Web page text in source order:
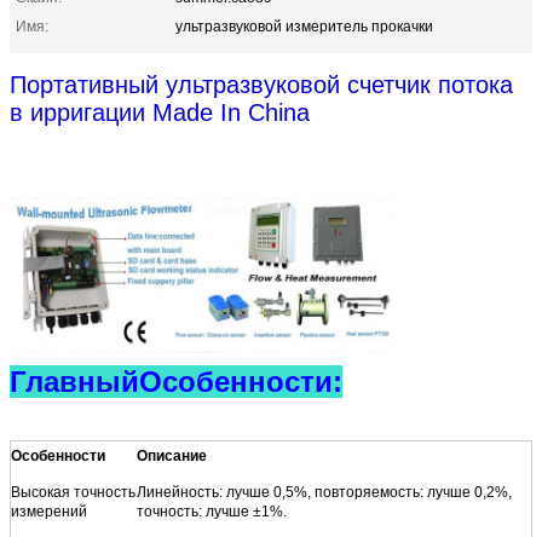
Имя:
ультразвуковой измеритель прокачки
Портативный ультразвуковой счетчик потока
в ирригации Made In China
ГлавныйОсобенности:
Особенности Описание
Высокая точность
измерений
Линейность: лучше 0,5%, повторяемость: лучше 0,2%,
точность: лучше ±1%.